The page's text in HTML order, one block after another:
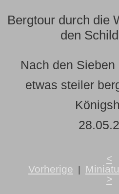
Bergtour durch die
den
Nach den
etwas steiler
<
Vorherige
>